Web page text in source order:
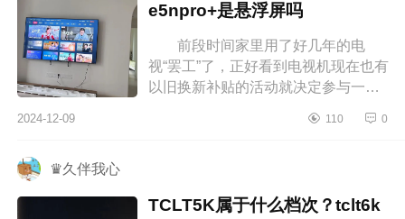
e5npro+是悬浮屏吗
前段时间家里用了好几年的电
视“罢工”了，正好看到电视机现在也有
以旧换新补贴的活动就决定参与一
e5npro+测评怎么样？海信e5npro+是
2024-12-09 110 0
♛久伴我心
TCLT5K属于什么档次？tclt6k